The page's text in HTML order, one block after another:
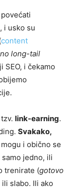
i usko su
content
long-tail
SEO, i čekamo
link-earning.
Svakako,
i obično se
jedno, ili
trenirate (gotovo
slabo. Ili ako